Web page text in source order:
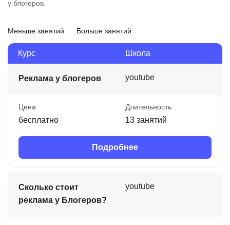
у блогеров.
Меньше занятий Больше занятий
Курс Школа
Реклама у блогеров youtube
Цена
бесплатно
Длительность
13 занятий
Подробнее
Сколько стоит
реклама у Блогеров?
youtube